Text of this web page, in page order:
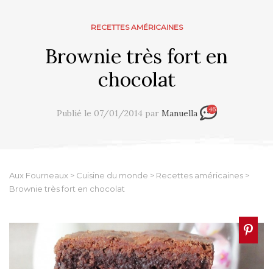
RECETTES AMÉRICAINES
Brownie très fort en
chocolat
Publié le 07/01/2014 par Manuella 46
Aux Fourneaux > Cuisine du monde > Recettes américaines >
Brownie très fort en chocolat